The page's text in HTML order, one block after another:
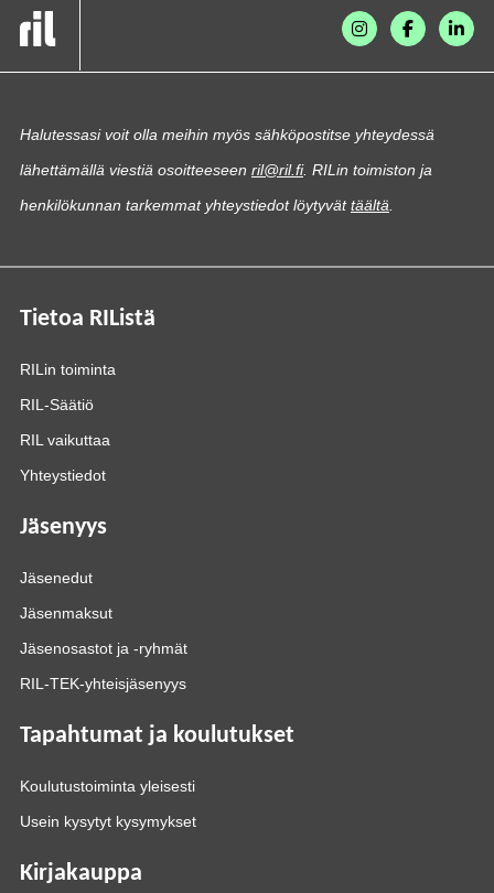
Halutessasi voit olla meihin myös sähköpostitse yhteydessä
lähettämällä viestiä osoitteeseen ril@ril.fi. RILin toimiston ja
henkilökunnan tarkemmat yhteystiedot löytyvättäältä
Tietoa RIListä
RILin toiminta
RIL-Säätiö
RIL vaikuttaa
Yhteystiedot
Jäsenyys
Jäsenedut
Jäsenmaksut
Jäsenosastot ja -ryhmät
RIL-TEK-yhteisjäsenyys
Tapahtumat ja koulutukset
Koulutustoiminta yleisesti
Usein kysytyt kysymykset
Kirjakauppa